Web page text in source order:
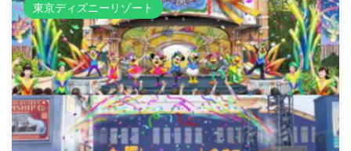
東京ディズニーリゾート